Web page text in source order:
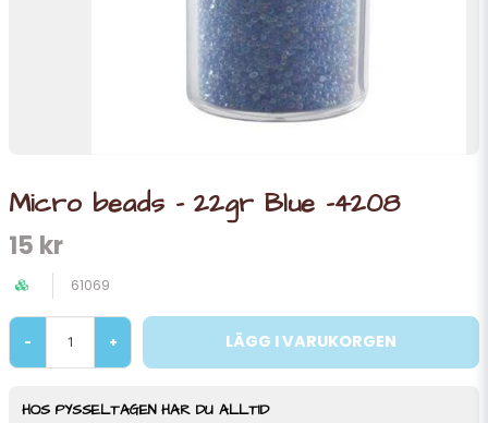
Micro beads - 22gr Blue -4208
15 kr
61069
- + LÄGG I VARUKORGEN
HOS PYSSELTAGEN HAR DU ALLTID